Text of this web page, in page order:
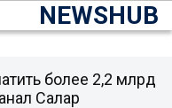
NEWSHUB
более 2,2 млрд
Салар